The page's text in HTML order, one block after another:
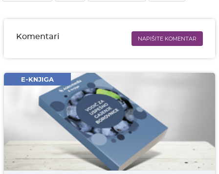
Komentari NAPIŠITE KOMENTAR
Email* obavezno
Komentar* obavezno
E-KNJIGA